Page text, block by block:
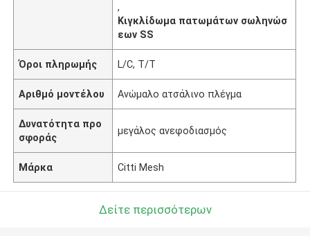
,
Κιγκλίδωμα πατωμάτων σωληνώσ
εων SS
Όροι πληρωμής L/C, T/T
Αριθμό μοντέλου Ανώμαλο ατσάλινο πλέγμα
Δυνατότητα προ
σφοράς
μεγάλος ανεφοδιασμός
Μάρκα Citti Mesh
Δείτε περισσότερων